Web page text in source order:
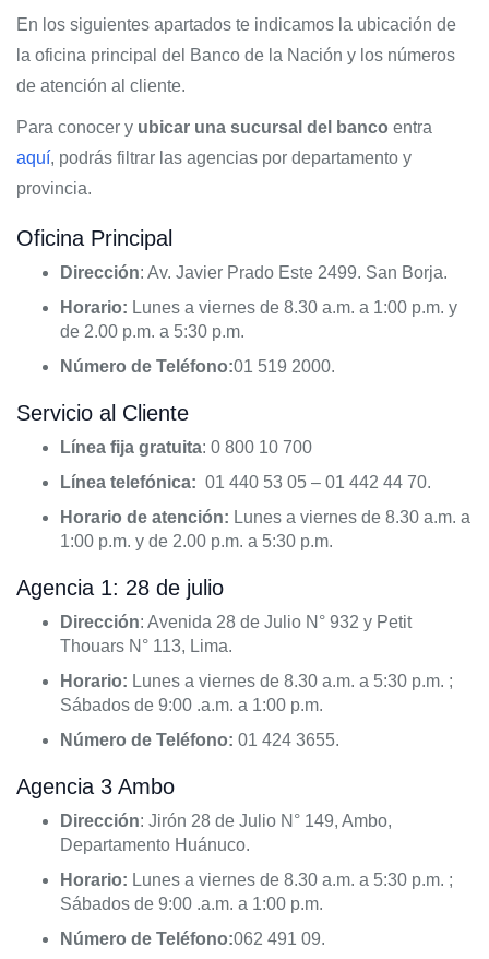
En los siguientes apartados te indicamos la ubicación de
la oficina principal del Banco de la Nación y los números
de atención al cliente.
Para conocer y ubicar una sucursal del banco entra
aquí, podrás filtrar las agencias por departamento y
provincia.
Oficina Principal
Dirección: Av. Javier Prado Este 2499. San Borja.
Horario: Lunes a viernes de 8.30 a.m. a 1:00 p.m. y
de 2.00 p.m. a 5:30 p.m.
Número de Teléfono:01 519 2000.
Servicio al Cliente
Línea fija gratuita: 0 800 10 700
Línea telefónica: 01 440 53 05 – 01 442 44 70.
Horario de atención: Lunes a viernes de 8.30 a.m. a
1:00 p.m. y de 2.00 p.m. a 5:30 p.m.
Agencia 1: 28 de julio
Dirección: Avenida 28 de Julio N° 932 y Petit
Thouars N° 113, Lima.
Horario: Lunes a viernes de 8.30 a.m. a 5:30 p.m. ;
Sábados de 9:00 .a.m. a 1:00 p.m.
Número de Teléfono: 01 424 3655.
Agencia 3 Ambo
Dirección: Jirón 28 de Julio N° 149, Ambo,
Departamento Huánuco.
Horario: Lunes a viernes de 8.30 a.m. a 5:30 p.m. ;
Sábados de 9:00 .a.m. a 1:00 p.m.
Número de Teléfono:062 491 09.